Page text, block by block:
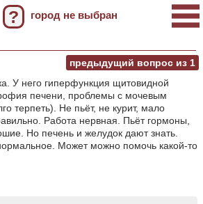
? город не выбран
предыдущий вопрос из 1
У него гиперфункция щитовидной
печени, проблемы с мочевым
терпеть). Не пьёт, не курит, мало
Работа нервная. Пьёт гормоны,
Но печень и желудок дают знать.
Может можно помочь какой-то